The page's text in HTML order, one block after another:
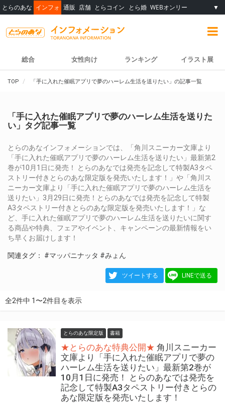
とらのあな インフォ 通販 店舗 とらコイン とら婚 WEBオンリー ▼
総合 女性向け ランキング イラスト展
TOP 「手に入れた催眠アプリで夢のハーレム生活を送りたい」の記事一覧
「手に入れた催眠アプリで夢のハーレム生活を送りた
い」タグ記事一覧
とらのあなインフォメーションでは、「角川スニーカー文庫より
「手に入れた催眠アプリで夢のハーレム生活を送りたい」最新第2
巻が10月1日に発売！ とらのあなでは発売を記念して特製A3タペ
ストリー付きとらのあな限定版を発売いたします！」や「角川ス
ニーカー文庫より「手に入れた催眠アプリで夢のハーレム生活を
送りたい」3月29日に発売！とらのあなでは発売を記念して特製
A3タペストリー付きとらのあな限定版を発売いたします！」な
ど、手に入れた催眠アプリで夢のハーレム生活を送りたいに関す
る商品や特典、フェアやイベント、キャンペーンの最新情報をい
ち早くお届けします！
関連タグ： #マッパニナッタ #みょん
ツイートする LINEで送る
全2件中 1〜2件目を表示
とらのあな限定版 書籍
★とらのあな特典公開★ 角川スニーカー
文庫より「手に入れた催眠アプリで夢の
ハーレム生活を送りたい」最新第2巻が
10月1日に発売！ とらのあなでは発売を
記念して特製A3タペストリー付きとらの
あな限定版を発売いたします！